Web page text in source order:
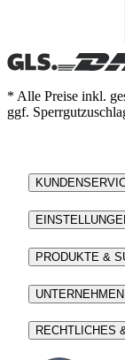
* Alle Preise inkl.
ggf.
PRODUKTE &
UNTERNEHMEN
RECHTLICHES